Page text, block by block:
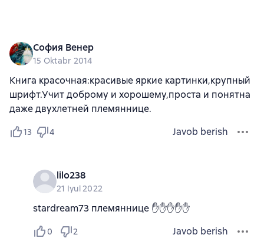
София Венер
15 Oktabr 2014
Книга красочная:красивые яркие картинки,крупный
шрифт.Учит доброму и хорошему,проста и понятна
даже двухлетней племяннице.
13 4 Javob berish
lilo238
21 Iyul 2022
stardream73 племяннице ✋✋✋✋✋
0 2 Javob berish